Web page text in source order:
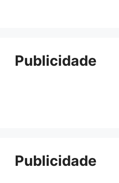
Publicidade
Publicidade